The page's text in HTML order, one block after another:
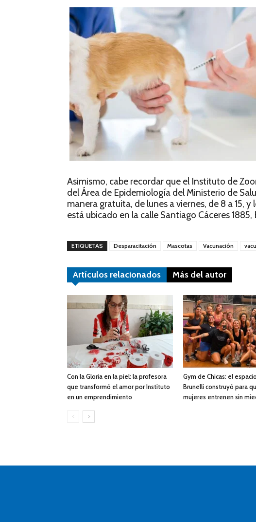
Asimismo, cabe recordar que el Instituto de
del Área de Epidemiología del Ministerio de
manera gratuita, de lunes a viernes, de 8 a 15,
está ubicado en la calle Santiago Cáceres 1885,
ETIQUETAS Desparacitación Mascotas Vacunación
Artículos relacionados Más del autor
Con la Gloria en la piel: la profesora
que transformó el amor por Instituto
en un emprendimiento
Gym de Chicas: el
Brunelli construyó para
mujeres entrenen sin